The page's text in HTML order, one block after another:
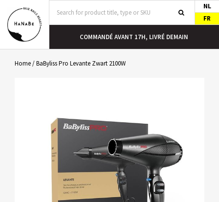
NL
FR
COMMANDÉ AVANT 17H, LIVRÉ DEMAIN
Home/BaByliss Pro Levante Zwart 2100W